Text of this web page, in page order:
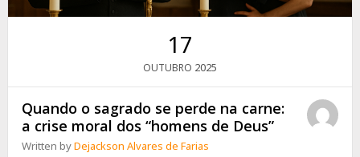
17
OUTUBRO 2025
Quando o sagrado se perde na carne:
a crise moral dos “homens de Deus”
Written byDejackson Alvares de Farias